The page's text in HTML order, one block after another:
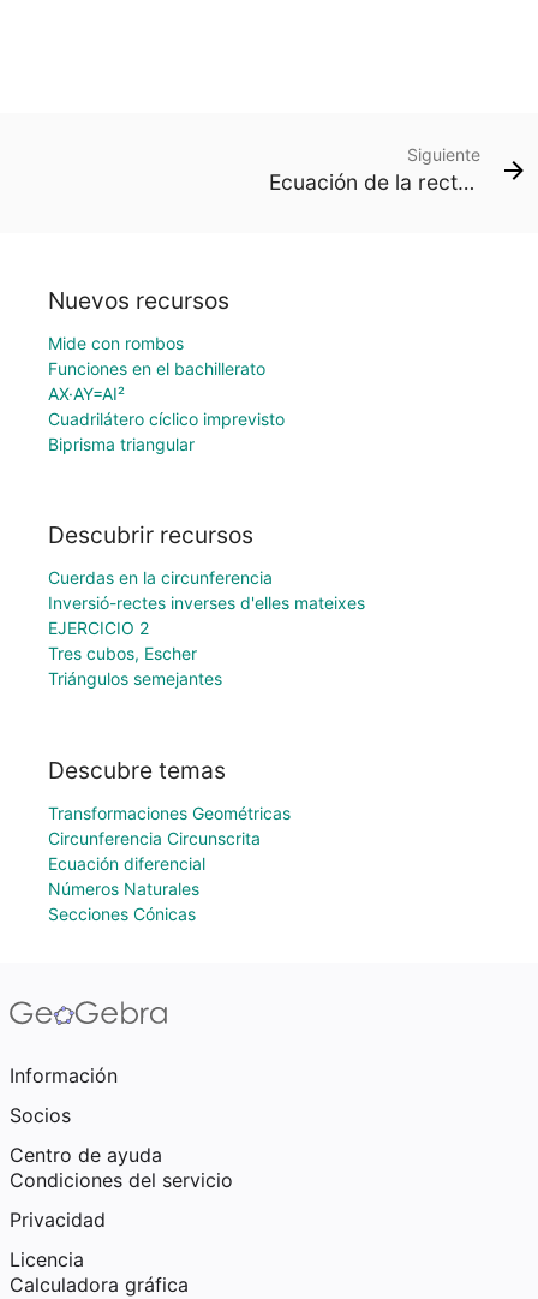
Siguiente
Ecuación de la recta explícita
Nuevos recursos
Mide con rombos
Funciones en el bachillerato
AX·AY=AI²
Cuadrilátero cíclico imprevisto
Biprisma triangular
Descubrir recursos
Cuerdas en la circunferencia
Inversió-rectes inverses d'elles mateixes
EJERCICIO 2
Tres cubos, Escher
Triángulos semejantes
Descubre temas
Transformaciones Geométricas
Circunferencia Circunscrita
Ecuación diferencial
Números Naturales
Secciones Cónicas
Información
Socios
Centro de ayuda
Condiciones del servicio
Privacidad
Licencia
Calculadora gráfica